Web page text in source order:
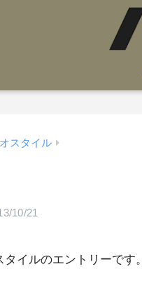
スタイル
10/21
イルのエントリーです。